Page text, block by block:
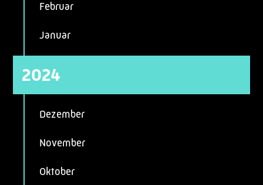
Februar
Januar
2024
Dezember
November
Oktober